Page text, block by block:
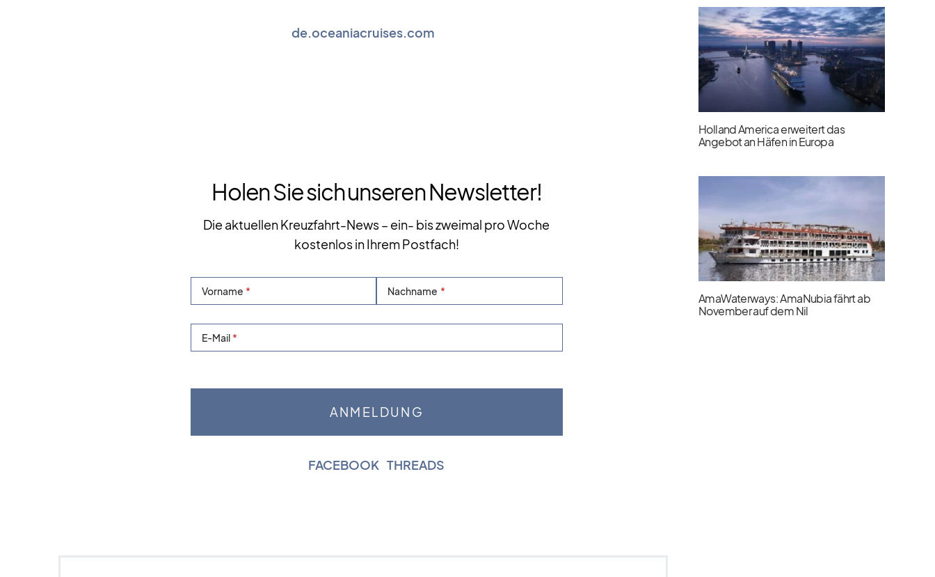
de.oceaniacruises.com
Holen Sie sich unseren Newsletter!
Die aktuellen Kreuzfahrt-News – ein- bis zweimal pro Woche
kostenlos in Ihrem Postfach!
Vorname Nachname
E-Mail
FACEBOOK |THREADS
Holland America erweitert das
Angebot an Häfen in Europa
AmaWaterways: AmaNubia fährt ab
November auf dem Nil